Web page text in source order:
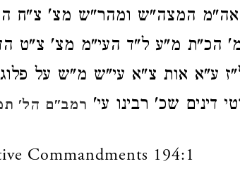
המצה"ש ומהר"ש מצ' צ"ח
הכ"ת מ"ע ל"ד העי"מ מצ' צ"ט
ע"א אות צ"א עי"ש מ"ש על
דינים שכ' רבינו עי' רמב"ם הל'
Commandments 194:1